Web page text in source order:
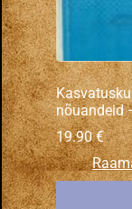
nõuandeid
19.90€